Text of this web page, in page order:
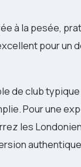
à la pesée,
pour un
de club
Pour une
les